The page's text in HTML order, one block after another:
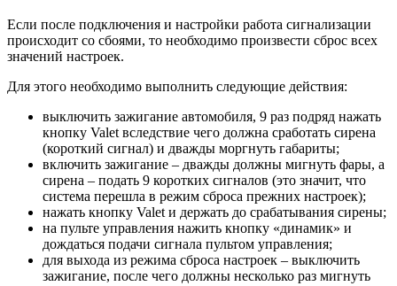
Если после подключения и настройки работа сигнализации
происходит со сбоями, то необходимо произвести сброс всех
значений настроек.
Для этого необходимо выполнить следующие действия:
выключить зажигание автомобиля, 9 раз подряд нажать
кнопку Valet вследствие чего должна сработать сирена
(короткий сигнал) и дважды моргнуть габариты;
включить зажигание – дважды должны мигнуть фары, а
сирена – подать 9 коротких сигналов (это значит, что
система перешла в режим сброса прежних настроек);
нажать кнопку Valet и держать до срабатывания сирены;
на пульте управления нажить кнопку «динамик» и
дождаться подачи сигнала пультом управления;
для выхода из режима сброса настроек – выключить
зажигание, после чего должны несколько раз мигнуть